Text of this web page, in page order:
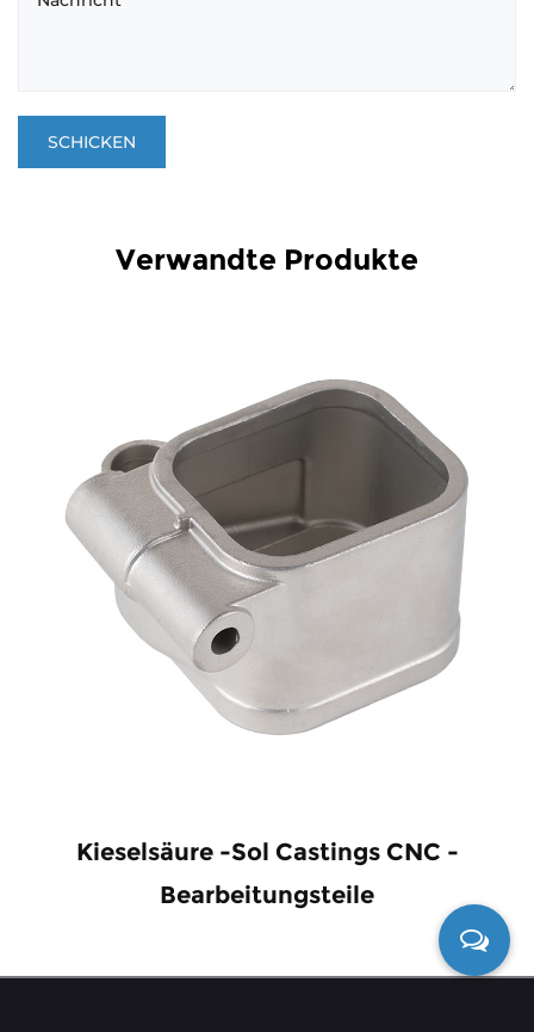
Verwandte Produkte
Kieselsäure -Sol Castings CNC -
Bearbeitungsteile